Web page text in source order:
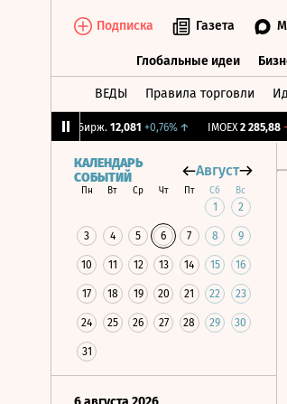
Подписка Газета
Глобальные идеи
ВЕДЫ Правила торговли
CNY Бирж. 12,081 +0,76%↑ IMOEX 2 285,88 -
КАЛЕНДАРЬ
СОБЫТИЙ
Август
Пн Вт Ср Чт Пт Сб Вс
1 2
3 4 5 6 7 8 9
10 11 12 13 14 15 16
17 18 19 20 21 22 23
24 25 26 27 28 29 30
31